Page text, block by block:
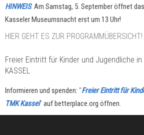
HINWEIS: Am Samstag, 5. September öffnet
Kasseler Museumsnacht erst um 13 Uhr!
HIER GEHT ES ZUR PROGRAMMÜBERSICHT!
Freier Eintritt für Kinder und Jugendliche in
KASSEL
Informieren und spenden: "Freier Eintritt für
TMK Kassel" auf betterplace.org öffnen.